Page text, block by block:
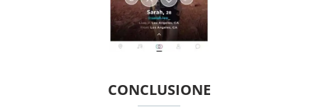
CONCLUSIONE